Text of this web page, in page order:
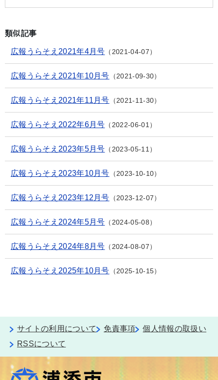
類似記事
広報うらそえ2021年4月号 2021-04-07
広報うらそえ2021年10月号 2021-09-30
広報うらそえ2021年11月号 2021-11-30
広報うらそえ2022年6月号 2022-06-01
広報うらそえ2023年5月号 2023-05-11
広報うらそえ2023年10月号 2023-10-10
広報うらそえ2023年12月号 2023-12-07
広報うらそえ2024年5月号 2024-05-08
広報うらそえ2024年8月号 2024-08-07
広報うらそえ2025年10月号 2025-10-15
サイトの利用について 免責事項
個人情報の取扱い
RSSについて